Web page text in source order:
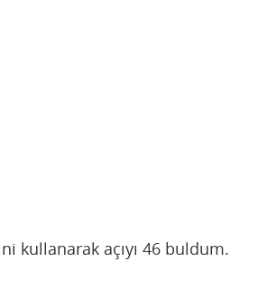
kullanarak açıyı 46 buldum.